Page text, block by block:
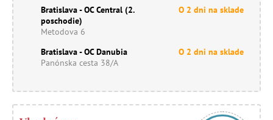
Bratislava - OC Central (2.
poschodie)
Metodova 6
O 2 dni na sklade
Bratislava - OC Danubia
Panónska cesta 38/A
O 2 dni na sklade